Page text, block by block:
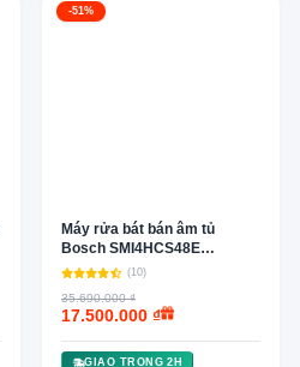
-51%
Máy rửa bát bán âm tủ
Bosch SMI4HCS48E
&#8211; Series 4
(10)
35.690.000 ₫
17.500.000 ₫
GIAO TRONG 2H